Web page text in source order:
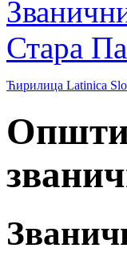
Ћирилица Latinica